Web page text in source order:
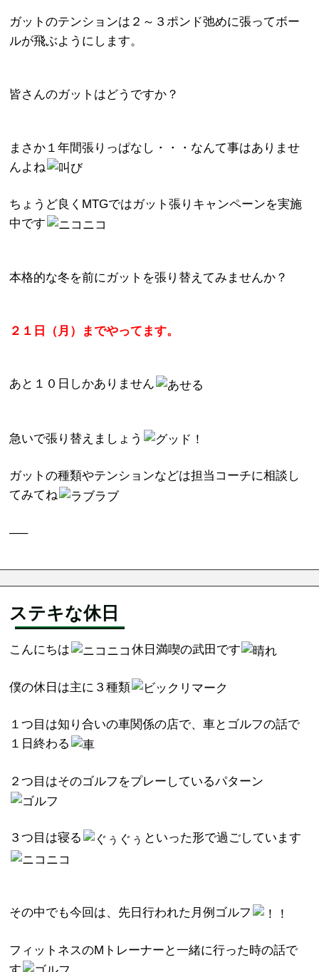
ガットのテンションは２～３ポンド弛めに張ってボー
ルが飛ぶようにします。
皆さんのガットはどうですか？
まさか１年間張りっぱなし・・・なんて事はありませ
んよね
ちょうど良くMTGではガット張りキャンペーンを実施
中です
本格的な冬を前にガットを張り替えてみませんか？
２１日（月）までやってます。
あと１０日しかありません
急いで張り替えましょう
ガットの種類やテンションなどは担当コーチに相談し
てみてね
—–
ステキな休日
こんにちは 休日満喫の武田です
僕の休日は主に３種類
１つ目は知り合いの車関係の店で、車とゴルフの話で
１日終わる
２つ目はそのゴルフをプレーしているパターン
３つ目は寝る といった形で過ごしています
その中でも今回は、先日行われた月例ゴルフ
フィットネスのMトレーナーと一緒に行った時の話で
す